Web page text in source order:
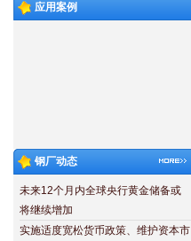
应用案例
钢厂动态
未来12个月内全球央行黄金储备或
将继续增加
实施适度宽松货币政策、维护资本市